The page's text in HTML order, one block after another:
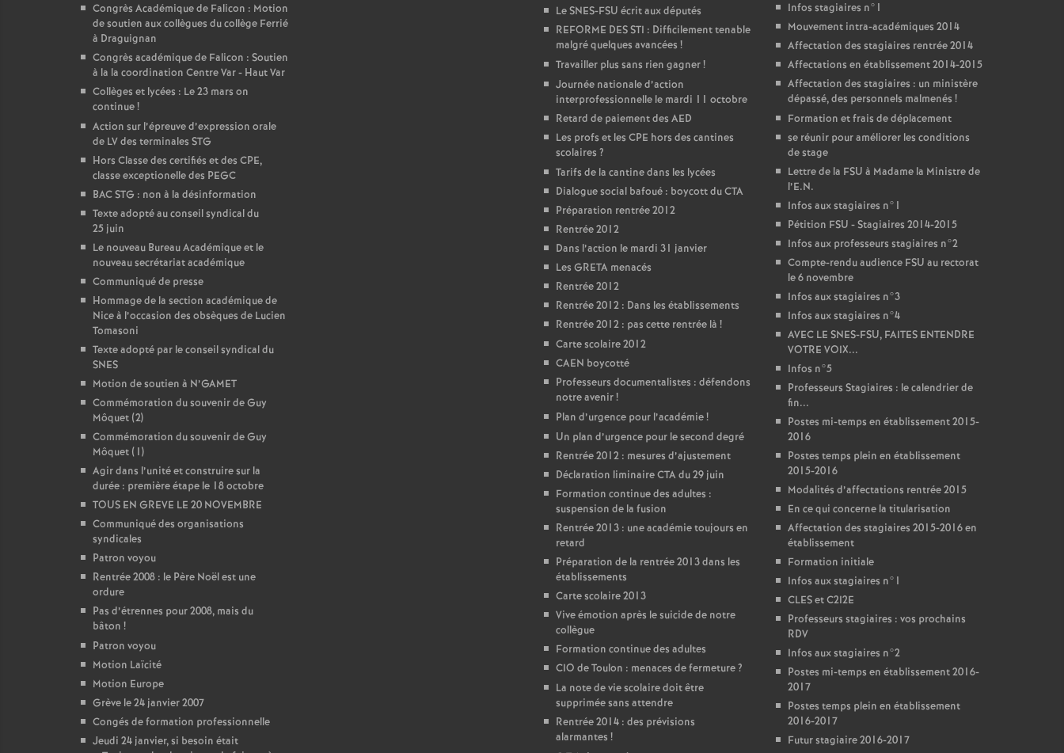
Congrès Académique de Falicon : Motion
de soutien aux collègues du collège Ferrié
à Draguignan
Congrès académique de Falicon : Soutien
à la la coordination Centre Var - Haut Var
Collèges et lycées : Le 23 mars on
continue!
Action sur l’épreuve d’expression orale
de LV des terminales STG
Hors Classe des certifiés et des CPE,
classe exceptionelle des PEGC
BAC STG : non à la désinformation
Texte adopté au conseil syndical du
25 juin
Le nouveau Bureau Académique et le
nouveau secrétariat académique
Communiqué de presse
Hommage de la section académique de
Nice à l’occasion des obsèques de Lucien
Tomasoni
Texte adopté par le conseil syndical du
SNES
Motion de soutien à N’GAMET
Commémoration du souvenir de Guy
Môquet (2)
Commémoration du souvenir de Guy
Môquet (1)
Agir dans l’unité et construire sur la
durée : première étape le 18 octobre
TOUS EN GREVE LE 20 NOVEMBRE
Communiqué des organisations
syndicales
Patron voyou
Rentrée 2008 : le Père Noël est une
ordure
Pas d’étrennes pour 2008, mais du
bâton !
Patron voyou
Motion Laïcité
Motion Europe
Grève le 24 janvier 2007
Congés de formation professionnelle
Jeudi 24 janvier, si besoin était
Le SNES-FSU écrit aux députés
REFORME DES STI : Difficilement tenable
malgré quelques avancées !
Travailler plus sans rien gagner!
Journée nationale d’action
interprofessionnelle le mardi 11 octobre
Retard de paiement des AED
Les profs et les CPE hors des cantines
scolaires ?
Tarifs de la cantine dans les lycées
Dialogue social bafoué : boycott du CTA
Préparation rentrée 2012
Rentrée 2012
Dans l’action le mardi 31 janvier
Les GRETA menacés
Rentrée 2012
Rentrée 2012 : Dans les établissements
Rentrée 2012 : pas cette rentrée là !
Carte scolaire 2012
CAEN boycotté
Professeurs documentalistes : défendons
notre avenir!
Plan d’urgence pour l’académie!
Un plan d’urgence pour le second degré
Rentrée 2012 : mesures d’ajustement
Déclaration liminaire CTA du 29 juin
Formation continue des adultes :
suspension de la fusion
Rentrée 2013 : une académie toujours en
retard
Préparation de la rentrée 2013 dans les
établissements
Carte scolaire 2013
Vive émotion après le suicide de notre
collègue
Formation continue des adultes
CIO de Toulon : menaces de fermeture?
La note de vie scolaire doit être
supprimée sans attendre
Rentrée 2014 : des prévisions
alarmantes !
Infos stagiaires n°1
Mouvement intra-académiques 2014
Affectation des stagiaires rentrée 2014
Affectations en établissement 2014-2015
Affectation des stagiaires : un ministère
dépassé, des personnels malmenés !
Formation et frais de déplacement
se réunir pour améliorer les conditions
de stage
Lettre de la FSU à Madame la Ministre de
l’E.N.
Infos aux stagiaires n°1
Pétition FSU - Stagiaires 2014-2015
Infos aux professeurs stagiaires n°2
Compte-rendu audience FSU au rectorat
le 6 novembre
Infos aux stagiaires n°3
Infos aux stagiaires n°4
AVEC LE SNES-FSU, FAITES ENTENDRE
VOTRE VOIX...
Infos n°5
Professeurs Stagiaires : le calendrier de
fin...
Postes mi-temps en établissement 2015-
2016
Postes temps plein en établissement
2015-2016
Modalités d’affectations rentrée 2015
En ce qui concerne la titularisation
Affectation des stagiaires 2015-2016 en
établissement
Formation initiale
Infos aux stagiaires n°1
CLES et C2I2E
Professeurs stagiaires : vos prochains
RDV
Infos aux stagiaires n°2
Postes mi-temps en établissement 2016-
2017
Postes temps plein en établissement
2016-2017
Futur stagiaire 2016-2017